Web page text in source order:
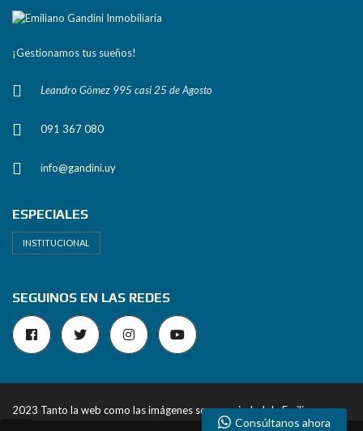
¡Gestionamos tus sueños!
Leandro Gómez 995 casi 25 de Agosto
091 367 080
info@gandini.uy
ESPECIALES
INSTITUCIONAL
SEGUINOS EN LAS REDES
2023 Tanto la web como las imágenes son propiedad de Emiliano
Gandini Inmobiliaria. Todos los derechos reservados.Consúltanos ahora